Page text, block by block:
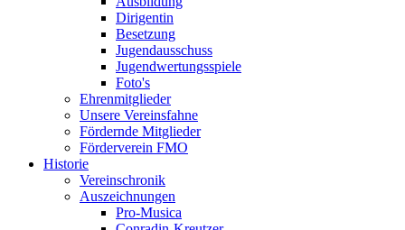
Dirigentin
Besetzung
Jugendausschuss
Jugendwertungsspiele
Foto's
Ehrenmitglieder
Unsere Vereinsfahne
Fördernde Mitglieder
Förderverein FMO
Historie
Vereinschronik
Auszeichnungen
Pro-Musica